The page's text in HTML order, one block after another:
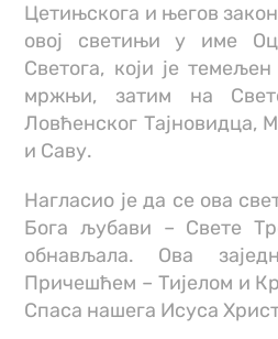
Цетињскога и његов
овој светињи у име
Светога, који је
мржњи, затим на
Ловћенског Тајновидца,
и Саву.
Нагласио је да се ова
Бога љубави – Свете
обнављала. Ова
Причешћем – Тијелом и
Спаса нашега Исуса